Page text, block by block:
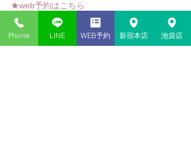
★web予約はこちら
東京新宿・神貴堂-SHINKIDO
Phone LINE WEB予約 新宿本店 池袋店